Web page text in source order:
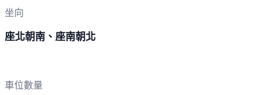
坐向
座北朝南、座南朝北
車位數量